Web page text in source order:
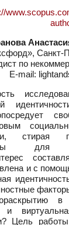
Санкт-
по
E-mail:
стирая
для
и с
и
Цель